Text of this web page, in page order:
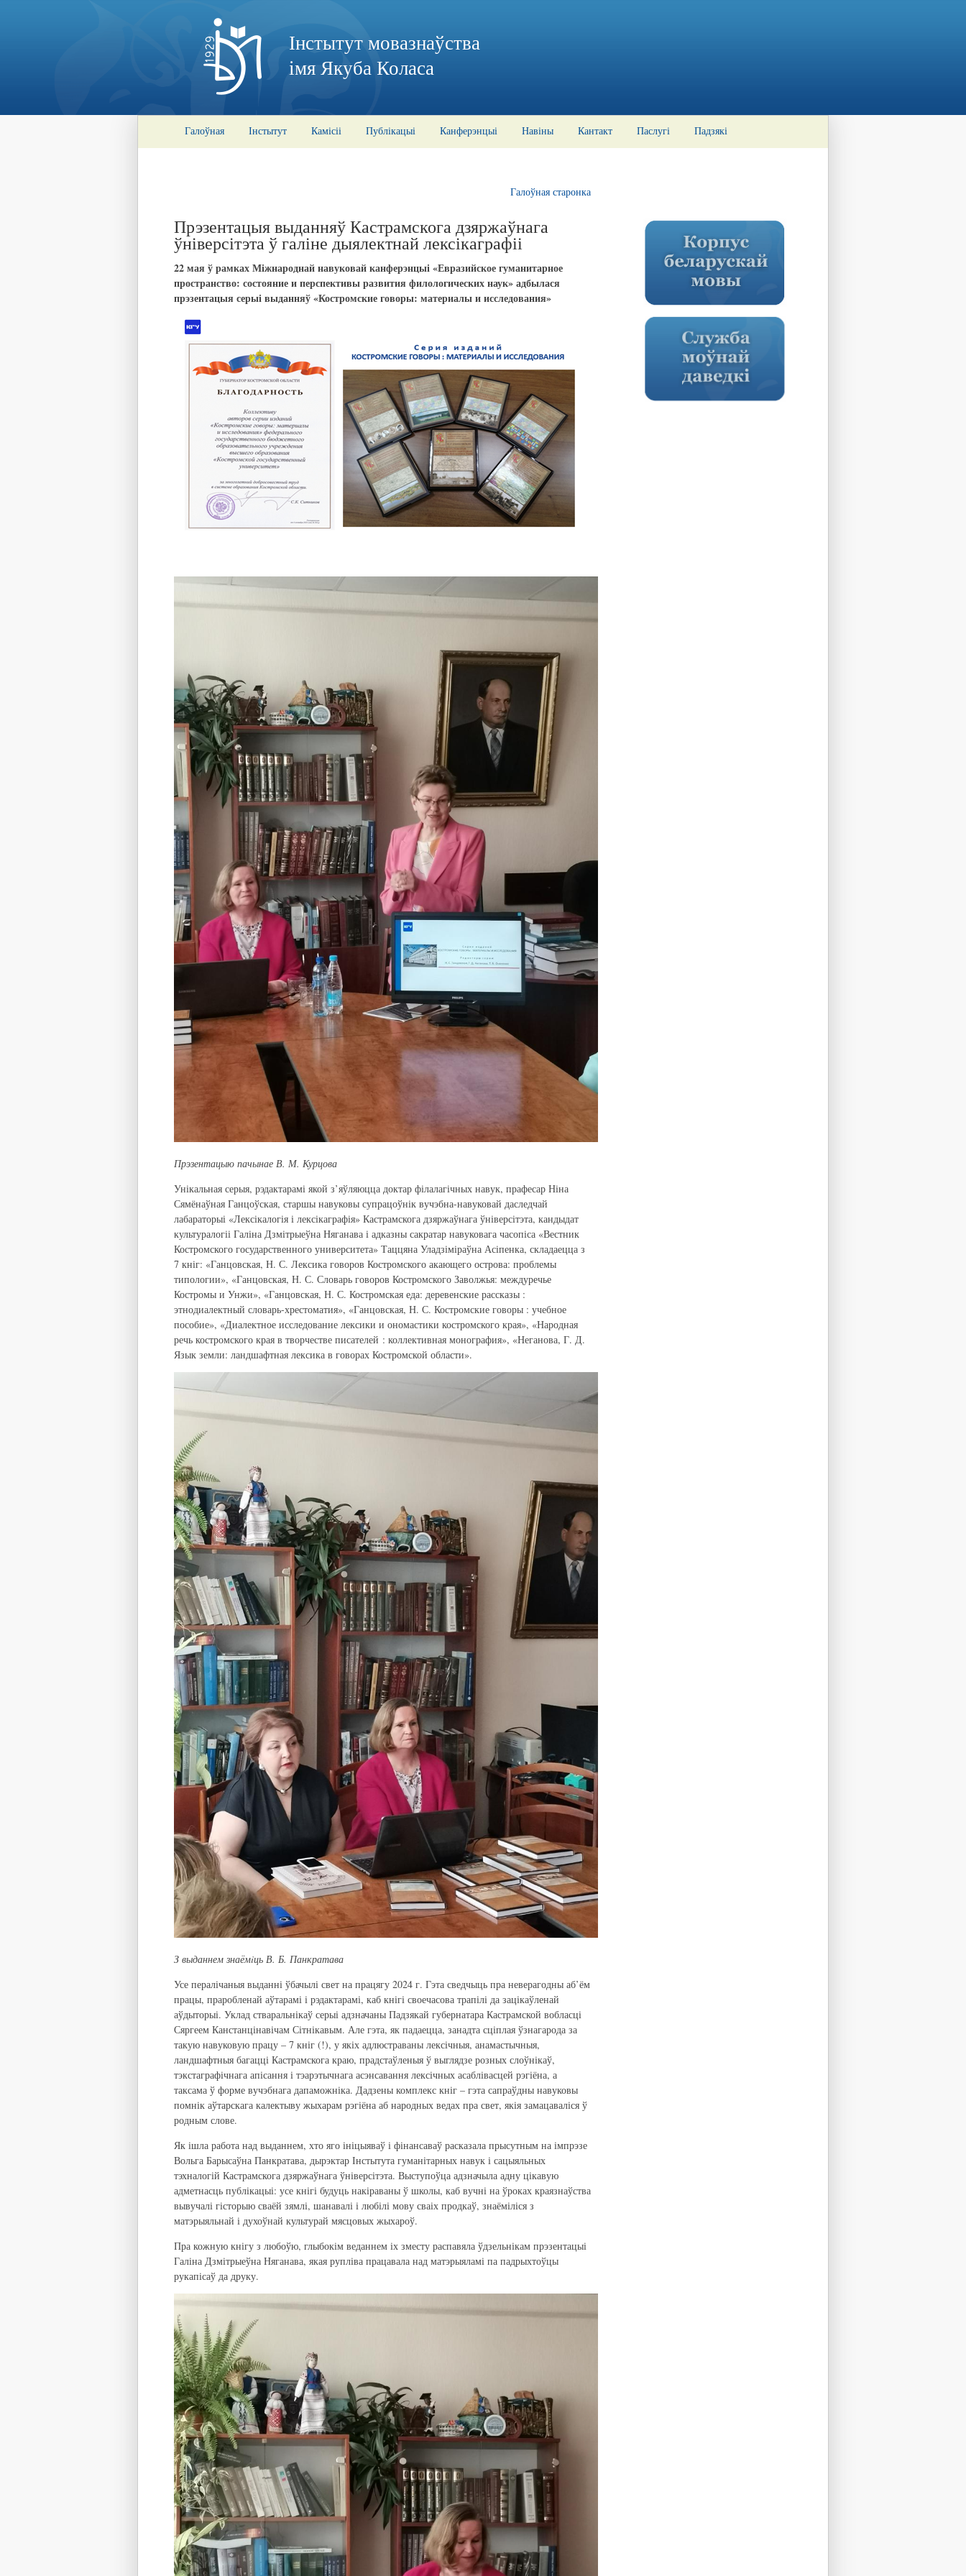
Інстытут мовазнаўства
імя Якуба Коласа
Галоўная Інстытут Камісіі Публікацыі Канферэнцыі Навіны Кантакт Паслугі Падзякі
Галоўная старонка
Прэзентацыя выданняў Кастрамскога дзяржаўнага
ўніверсітэта ў галіне дыялектнай лексікаграфіі
22 мая ў рамках Міжнароднай навуковай канферэнцыі«Евразийское гуманитарное
пространство: состояние и перспективы развития филологических наук»адбылася
прэзентацыя серыівыданняў«Костромские говоры: материалы и исследования»
Прэзентацыю пачынае В. М. Курцова
Унікальная серыя, рэдактарамі якой з’яўляюцца доктар філалагічных навук, прафесар Ніна
Сямёнаўная Ганцоўская, старшы навуковы супрацоўнік вучэбна-навуковай даследчай
лабараторыі «Лексікалогія і лексікаграфія» Кастрамскога дзяржаўнага ўніверсітэта, кандыдат
культуралогіі Галіна Дзмітрыеўна Няганава і адказны сакратар навуковага часопіса «Вестник
Костромского государственного университета» Таццяна Уладзіміраўна Асіпенка, складаецца з
7 кніг: «Ганцовская, Н. С. Лексика говоров Костромского акающего острова: проблемы
типологии», «Ганцовская, Н. С. Словарь говоров Костромского Заволжья: междуречье
Костромы и Унжи», «Ганцовская, Н. С. Костромская еда: деревенские рассказы :
этнодиалектный словарь-хрестоматия», «Ганцовская, Н. С. Костромские говоры : учебное
пособие», «Диалектное исследование лексики и ономастики костромского края», «Народная
речь костромского края в творчестве писателей : коллективная монография», «Неганова, Г. Д.
Язык земли: ландшафтная лексика в говорах Костромской области».
З выданнем знаёмiць В. Б. Панкратава
Усе пералічаныя выданні ўбачылі свет на працягу 2024 г. Гэта сведчыць пра неверагодны аб’ём
працы, праробленай аўтарамі і рэдактарамі, каб кнігі своечасова трапілі да зацікаўленай
аўдыторыі. Уклад стваральнікаў серыі адзначаны Падзякай губернатара Кастрамской вобласці
Сяргеем Канстанцінавічам Сітнікавым. Але гэта, як падаецца, занадта сціплая ўзнагарода за
такую навуковую працу – 7 кніг (!), у якіх адлюстраваны лексічныя, анамастычныя,
ландшафтныя багацці Кастрамскога краю, прадстаўленыя ў выглядзе розных слоўнікаў,
тэкстаграфічнага апісання і тэарэтычнага асэнсавання лексічных асаблівасцей рэгіёна, а
таксама ў форме вучэбнага дапаможніка. Дадзены комплекс кніг – гэта сапраўдны навуковы
помнік аўтарскага калектыву жыхарам рэгіёна аб народных ведах пра свет, якія замацаваліся ў
родным слове.
Як ішла работа над выданнем, хто яго ініцыяваў і фінансаваў расказала прысутным на імпрэзе
Вольга Барысаўна Панкратава, дырэктар Інстытута гуманітарных навук і сацыяльных
тэхналогій Кастрамскога дзяржаўнага ўніверсітэта. Выступоўца адзначыла адну цікавую
адметнасць публікацыі: усе кнігі будуць накіраваны ў школы, каб вучні на ўроках краязнаўства
вывучалі гісторыю сваёй зямлі, шанавалі і любілі мову сваіх продкаў, знаёміліся з
матэрыяльнай і духоўнай культурай мясцовых жыхароў.
Пра кожную кнігу з любоўю, глыбокім веданнем іх зместу распавяла ўдзельнікам прэзентацыі
Галіна Дзмітрыеўна Няганава, якая рупліва працавала над матэрыяламі па падрыхтоўцы
рукапісаў да друку.